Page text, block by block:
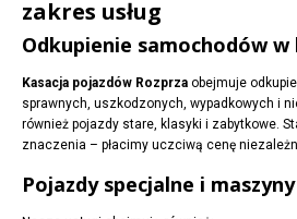
zakres usług
Odkupienie samochodów
Kasacja pojazdów Rozprza obejmuje
sprawnych, uszkodzonych, wypadkowych i
również pojazdy stare, klasyki i zabytkowe.
znaczenia – płacimy uczciwą cenę
Pojazdy specjalne i maszyny